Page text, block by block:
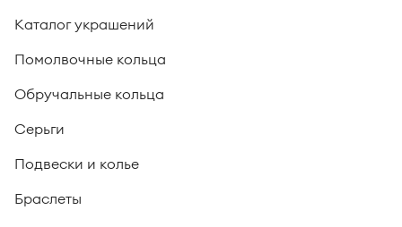
Каталог украшений
Помолвочные кольца
Обручальные кольца
Серьги
Подвески и колье
Браслеты